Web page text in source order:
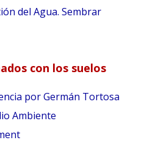
del Agua. Sembrar
con los suelos
por Germán Tortosa
Ambiente